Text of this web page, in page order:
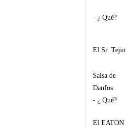
- ¿ Qué?
El Sr. Tejin
Salsa de
Danfos
- ¿ Qué?
El EATON